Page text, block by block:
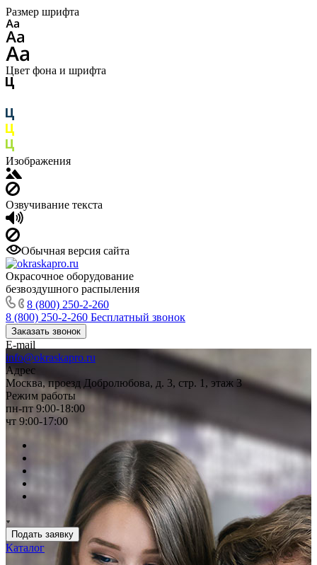
Размер шрифта
Цвет фона и шрифта
Изображения
Озвучивание текста
Обычная версия сайта
Окрасочное оборудование
безвоздушного распыления
8 (800) 250-2-260
8 (800) 250-2-260 Бесплатный звонок
Заказать звонок
E-mail
info@okraskapro.ru
Адрес
Москва, проезд Добролюбова, д. 3, стр. 1, этаж 3
Режим работы
пн-пт 9:00-18:00
чт 9:00-17:00
Подать заявку
Каталог